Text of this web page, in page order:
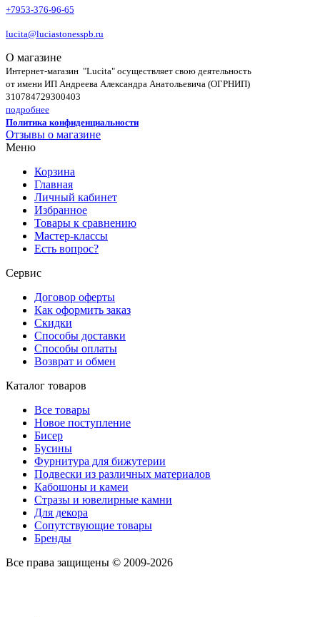
+7953-376-96-65
lucita@luciastonesspb.ru
О магазине
Интернет-магазин "Lucita" осуществляет свою деятельность
от имени ИП Андреева Александра Анатольевича (ОГРНИП)
310784729300403
подробнее
Политика конфиденциальности
Отзывы о магазине
Меню
Корзина
Главная
Личный кабинет
Избранное
Товары к сравнению
Мастер-классы
Есть вопрос?
Сервис
Договор оферты
Как оформить заказ
Скидки
Способы доставки
Способы оплаты
Возврат и обмен
Каталог товаров
Все товары
Новое поступление
Бисер
Бусины
Фурнитура для бижутерии
Подвески из различных материалов
Кабошоны и камеи
Стразы и ювелирные камни
Для декора
Сопутствующие товары
Бренды
Все права защищены © 2009-2026